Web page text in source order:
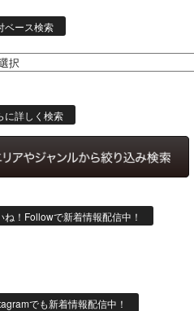
ベース検索
ス
索
に詳しく検索
ね！Followで新着情報配信中！
でも新着情報配信中！